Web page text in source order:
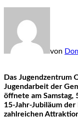
von
Das Jugendzentrum
Jugendarbeit der
öffnete am Samstag,
15-Jahr-Jubiläum
zahlreichen